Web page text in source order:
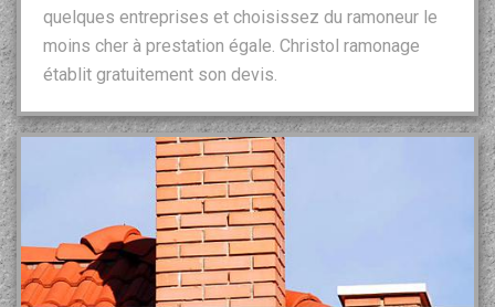
quelques entreprises et choisissez du ramoneur le
moins cher à prestation égale. Christol ramonage
établit gratuitement son devis.